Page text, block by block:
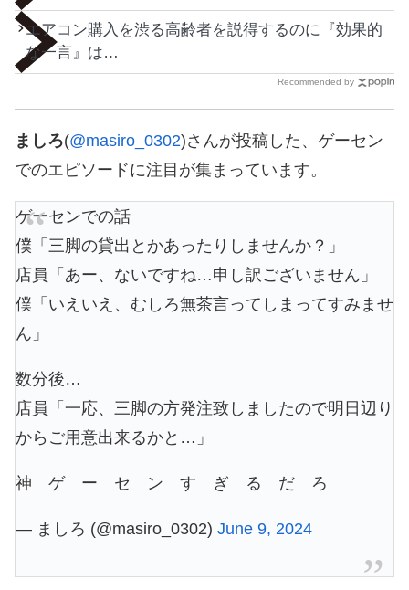
エアコン購入を渋る高齢者を説得するのに『効果的
な一言』は…
Recommended by
ましろ(@masiro_0302)さんが投稿した、ゲーセン
でのエピソードに注目が集まっています。
ゲーセンでの話
僕「三脚の貸出とかあったりしませんか？」
店員「あー、ないですね…申し訳ございません」
僕「いえいえ、むしろ無茶言ってしまってすみませ
ん」
数分後…
店員「一応、三脚の方発注致しましたので明日辺り
からご用意出来るかと…」
神 ゲ ー セ ン す ぎ る だ ろ
— ましろ (@masiro_0302) June 9, 2024